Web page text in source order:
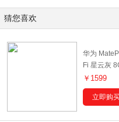
猜您喜欢
华为
Fi 星云灰
￥1599
立即购